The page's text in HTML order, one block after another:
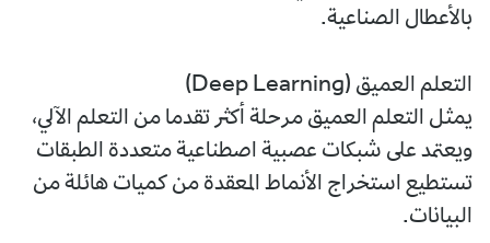
بالأعطال الصناعية.
التعلم العميق (Deep Learning)
يمثل التعلم العميق مرحلة أكثر تقدما من التعلم الآلي،
ويعتمد على شبكات عصبية اصطناعية متعددة الطبقات
تستطيع استخراج الأنماط المعقدة من كميات هائلة من
البيانات.